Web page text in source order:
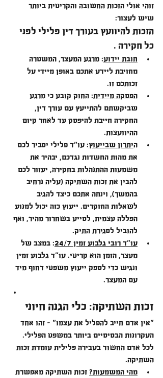
זוהי אולי הזכות החשובה והקריטית ביותר
שיש לעצור:
הזכות להיוועץ בעורך דין פלילי לפני
כל חקירה .
חובת יידוע: מרגע המעצר, המשטרה
מחויבת ליידע אתכם באופן מיידי על
זכותכם זו.
הפסקה מיידית: החוק קובע כי מרגע
שביקשתם להתייעץ עם עורך דין,
החקירה חייבת להיפסק עד לאחר קיום
ההיוועצות.
היתרון שבייעוץ: עו"ד פלילי יסביר לכם
את מהות החשדות נגדכם, יבהיר את
משמעות ההתנהלות בחקירה, יעזור לכם
להבין את זכות השתיקה (עליה נרחיב
בהמשך), וינחה אתכם כיצד להגיב
לשאלות החוקרים. ייעוץ כזה יכול למנוע
הפללה עצמית, לסייע בשחרור מהיר, ואף
להוביל לסגירת התיק.
עו"ד רובי גלבוע זמין 24/7
: במצב של
מעצר, הזמן הוא קריטי. עו"ד גלבוע זמין
ונגיש כדי לספק ייעוץ משפטי דחוף מיד
עם המעצר.
זכות השתיקה: כלי הגנה חיוני
"אין אדם חייב להפליל את עצמו" – זהו אחד
העקרונות הבסיסיים ביותר במשפט הפלילי.
לכל אדם החשוד בעבירה פלילית עומדת זכות
השתיקה.
מהי המשמעות? זכות השתיקה מאפשרת